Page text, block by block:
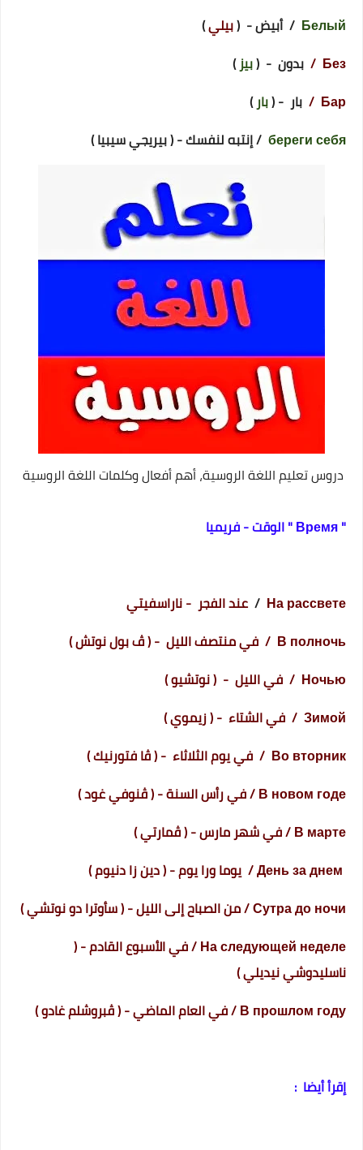
Белый / أبيض - (بيلي)
Без /
بدون - (بيز)
Бар /
بار - (بار)
береги себя / إنتبه لنفسك - ( بيريجي سيبيا )
دروس تعليم اللغة الروسية، أهم أفعال وكلمات اللغة الروسية
" Время " الوقت - فريميا
На рассвете
/عند الفجر - ناراسفيتي
В полночь / في منتصف الليل - ( ڤ بول نوتش )
Ночью / في الليل - ( نوتشيو )
Зимой / في الشتاء - ( زيموي )
Во вторник / في يوم الثلاثاء - ( ڤا فتورنيك )
В новом годе / في رأس السنة - ( ڤنوفي غود )
В марте / في شهر مارس - ( ڤمارتي )
День за днем / يوما ورا يوم - ( دين زا دنيوم )
Сутра до ночи / من الصباح إلى الليل - ( سأوترا دو نوتشي )
На следующей неделе / في الأسبوع القادم - (
ناسليدوشي نيديلي )
В прошлом году / في العام الماضي - ( ڤبروشلم غادو )
إقرأ أيضا :